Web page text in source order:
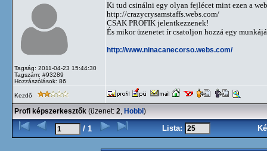
Tagság: 2011-04-23 15:44:30
Tagszám: #93289
Hozzászólások: 86
Ki tud csinálni egy olyan fejlécet mint ezen a
http://crazycrysamstaffs.webs.com/
CSAK PROFIK jelentkezzenek!
És mikor üzenetet ír csatoljon hozzá egy
http://www.ninacanecorso.webs.com/
Kezdő
Profi képszerkesztők (üzenet: 2, Hobbi)
/ 1 Lista: